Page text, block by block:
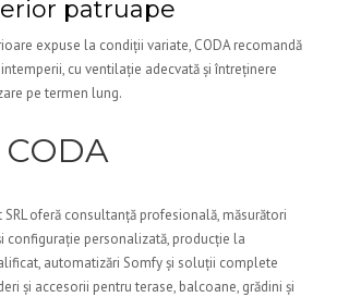
patruape
expuse la condiții variate, CODA recomandă
cu ventilație adecvată și întreținere
pe termen lung.
SRL oferă consultanță profesională, măsurători
configurație personalizată, producție la
automatizări Somfy și soluții complete
și accesorii pentru terase, balcoane, grădini și